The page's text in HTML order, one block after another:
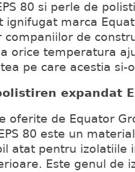
80 si perle de
ignifugat marca
de
orice temperatura
pe care acestia si-
expandat
oferite de Equator
80 este un
atat pentru izolatiile
Este genul de